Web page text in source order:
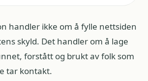
handler ikke om å fylle nettsiden
skyld. Det handler om å lage
forstått og brukt av folk som
tar kontakt.